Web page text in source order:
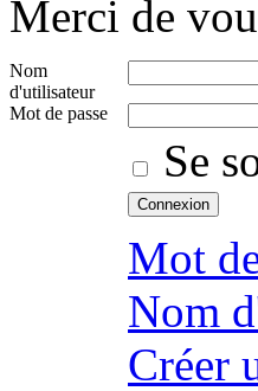
Merci de
Nom
d'utilisateur
Mot de passe
Se
Mot
Nom
Créer